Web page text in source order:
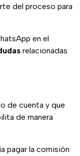
del proceso para
en el
relacionadas
de cuenta y que
de manera
pagar la comisión